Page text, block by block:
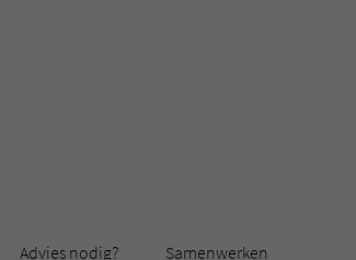
Advies nodig? Samenwerken